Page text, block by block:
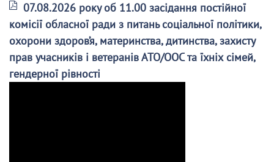
07.08.2026 року об 11.00 засідання постійної
комісії обласної ради з питань соціальної політики,
охорони здоров’я, материнства, дитинства, захисту
прав учасників і ветеранів АТО/ООС та їхніх сімей,
гендерної рівності